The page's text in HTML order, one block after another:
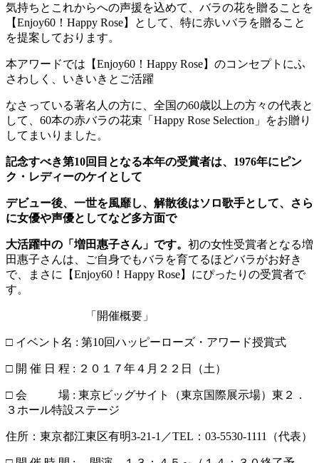
気持ちとこれからへの声援を込めて、バラの花を贈ることを
【Enjoy60！Happy Rose】として、特に赤いバラを贈ること
を提案しております。
本アワードでは【Enjoy60！Happy Rose】のコンセプトにふ
さわしく、いきいきとご活躍
なさっている著名人の方に、全国の60歳以上の方々の代表と
して、60本の赤バラの花束「Happy Rose Selection」をお贈り
してまいりました。
記念すべき第10回目となる本年の受賞者は、1976年にピン
ク・レディーのケイとして
デビュー後、一世を風靡し、解散後はソロ歌手として、さら
に女優や声優としてなど多方面で
大活躍中の「増田惠子さん」です。 初の女性受賞者となる増
田惠子さんは、ご自身でもバラを育てるほどバラがお好き
で、まさに【Enjoy60！Happy Rose】にぴったりの受賞者で
す。
「開催概要」
□ イベント名 : 第10回ハッピーローズ・アワード授賞式
□ 開 催 日 程 : ２０１７年４月２２日（土）
□ 会 場 : 東京ビッグサイト（東京国際展示場）東２．
３ホール特設ステージ
住所：東京都江東区有明3-21-1／TEL：03-5530-1111（代表）